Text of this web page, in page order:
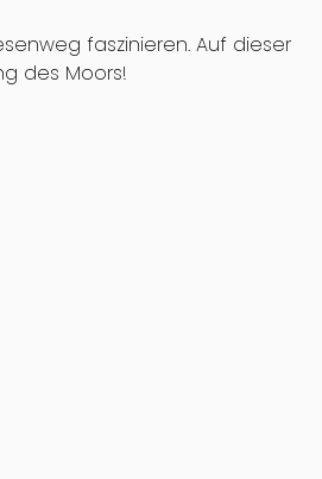
faszinieren. Auf dieser
des Moors!